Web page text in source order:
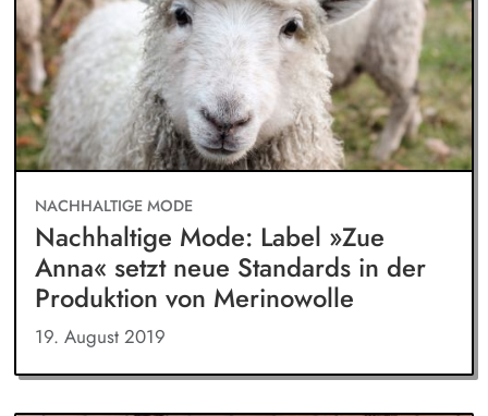
NACHHALTIGE MODE
Nachhaltige Mode: Label »Zue
Anna« setzt neue Standards in der
Produktion von Merinowolle
19. August 2019